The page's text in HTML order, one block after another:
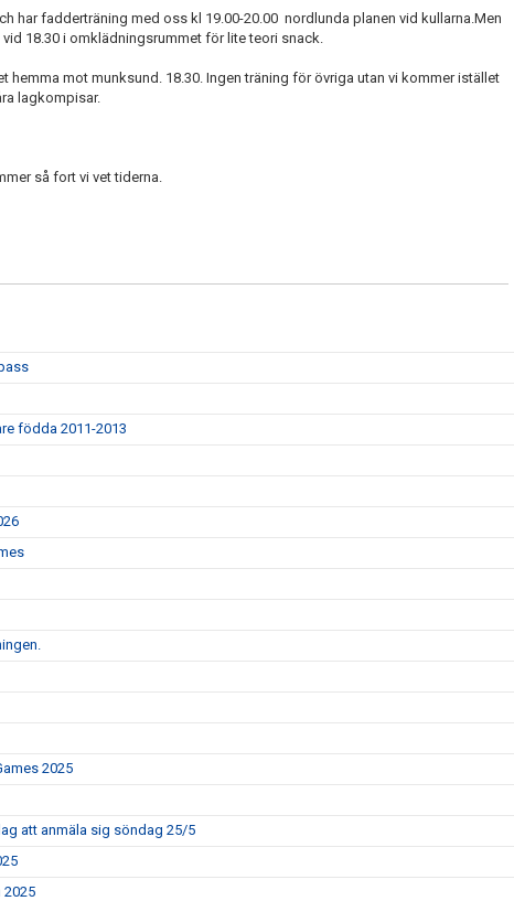
har fadderträning med oss kl 19.00-20.00 nordlunda planen vid kullarna.Men
18.30 i omklädningsrummet för lite teori snack.
hemma mot munksund. 18.30. Ingen träning för övriga utan vi kommer istället
lagkompisar.
så fort vi vet tiderna.
födda 2011-2013
2025
att anmäla sig söndag 25/5
2025